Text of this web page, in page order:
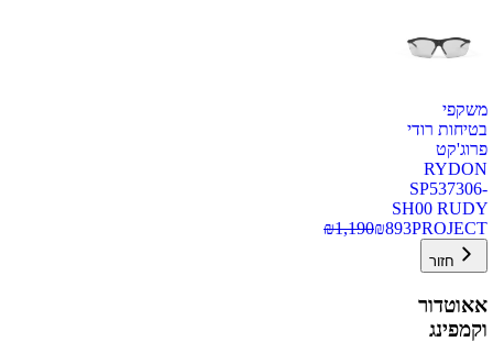
משקפי
בטיחות רודי
פרוג'קט
RYDON
SP537306-
SH00 RUDY
PROJECT
₪893
₪1,190
חזור
אאוטדור
וקמפינג